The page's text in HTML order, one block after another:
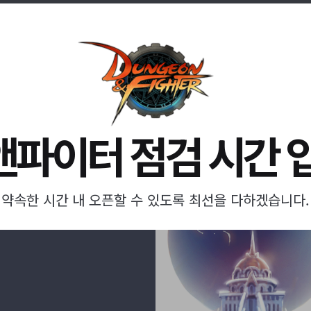
파이터 점검 시간
약속한 시간 내 오픈할 수 있도록 최선을 다하겠습니다.